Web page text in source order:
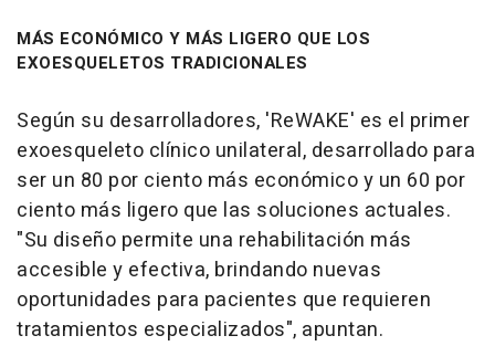
MÁS ECONÓMICO Y MÁS LIGERO QUE LOS
EXOESQUELETOS TRADICIONALES
Según su desarrolladores, 'ReWAKE' es el primer
exoesqueleto clínico unilateral, desarrollado para
ser un 80 por ciento más económico y un 60 por
ciento más ligero que las soluciones actuales.
"Su diseño permite una rehabilitación más
accesible y efectiva, brindando nuevas
oportunidades para pacientes que requieren
tratamientos especializados", apuntan.